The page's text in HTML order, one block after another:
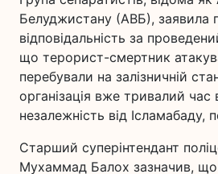
Белуджистану (АВБ), заявила
відповідальність за
що терорист-смертник
перебували на залізничній
організація вже тривалий час
незалежність від Ісламабаду,
Старший суперінтендант
Мухаммад Балох зазначив, що